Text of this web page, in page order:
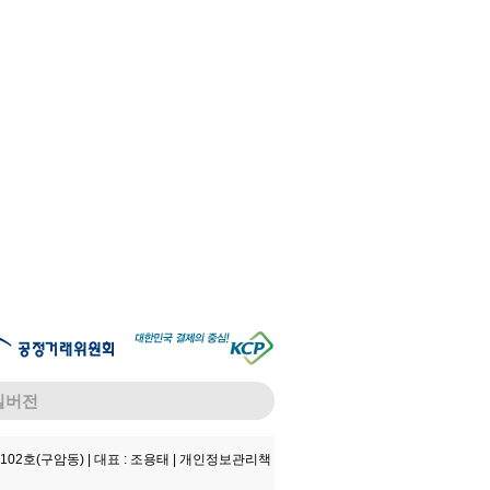
전
호(구암동) | 대표 : 조용태 | 개인정보관리책